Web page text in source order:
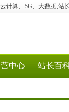
计算、5G、大数据,站
中心 站长百